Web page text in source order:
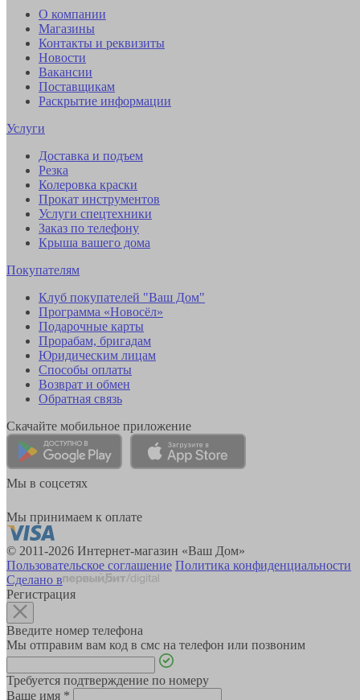
О компании
Магазины
Контакты и реквизиты
Новости
Вакансии
Поставщикам
Раскрытие информации
Услуги
Доставка и подъем
Резка
Колеровка краски
Прокат инструментов
Услуги спецтехники
Заказ по телефону
Крыша вашего дома
Покупателям
Клуб покупателей "Ваш Дом"
Программа «Новосёл»
Подарочные карты
Прорабам, бригадам
Юридическим лицам
Способы оплаты
Возврат и обмен
Обратная связь
Скачайте мобильное приложение
Мы в соцсетях
Мы принимаем к оплате
© 2011-2026 Интернет-магазин «Ваш Дом»
Пользовательское соглашение Политика конфиденциальности
Сделано в
Регистрация
Введите номер телефона
Мы отправим вам код в смс на телефон или позвоним
Требуется подтверждение по номеру
Ваше имя *